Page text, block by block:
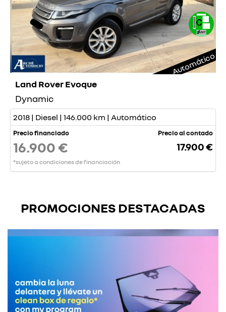
Automático
Land Rover Evoque
Dynamic
2018 | Diesel | 146.000 km | Automático
Precio financiado
16.900 €
*sujeto a condiciones de financiación
Precio al contado
17.900 €
PROMOCIONES DESTACADAS